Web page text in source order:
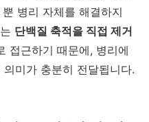
병리 자체를 해결하지
단백질 축적을 직접 제거
접근하기 때문에, 병리에
미가 충분히 전달됩니다.